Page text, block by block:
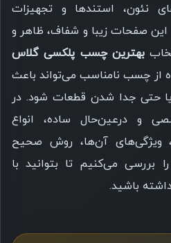
نئون، استندها و تجهیزات
این صفحات زیبا و شفاف، ظاهر و
بهترین چسب پلکسی گلاس
از چسب نامناسب می‌تواند باعث
یا حتی جدا شدن قطعات شود. در
و درعین‌حال ساده، انواع
آن‌ها، روش صحیح
بررسی می‌کنیم تا بتوانید با
باشید.